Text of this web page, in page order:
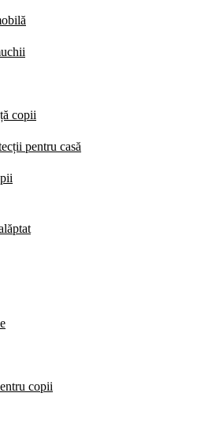
copii
pentru casă
copii